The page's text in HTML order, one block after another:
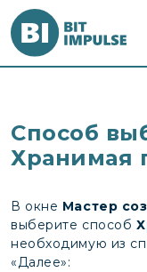
Способ
Хранимая
В окне Мастер
выберите способ
необходимую из
«Далее»: